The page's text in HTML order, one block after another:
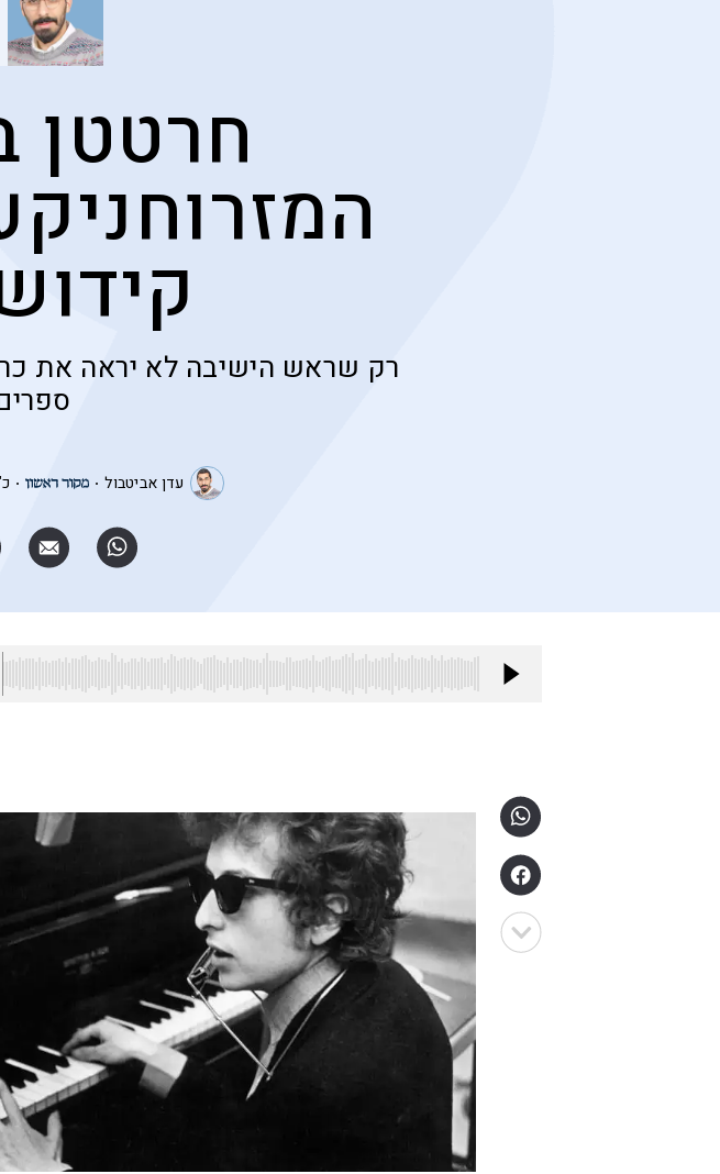
חרטטן
רק שראש הישיבה לא יראה את
עדן אביטבול